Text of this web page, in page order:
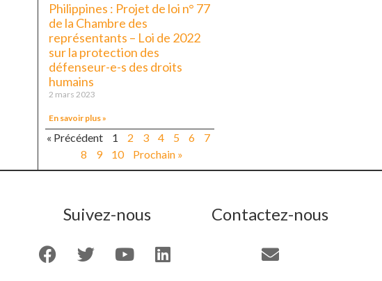
Philippines : Projet de loi n° 77
de la Chambre des
représentants – Loi de 2022
sur la protection des
défenseur-e-s des droits
humains
2 mars 2023
En savoir plus »
« Précédent 1 2 3 4 5 6
7
8
9 10 Prochain »
Suivez-nous Contactez-nous